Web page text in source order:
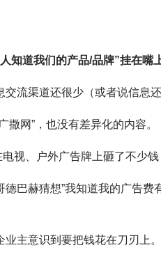
知道我们的产品/品牌”挂在嘴
流渠道还很少（或者说信息
撒网”，也没有差异化的内容。
视、户外广告牌上砸了不少
巴赫猜想”我知道我的广告
主意识到要把钱花在刀刃上。